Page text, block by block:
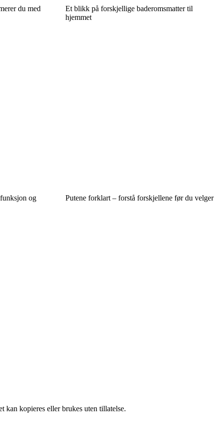
du med
Et blikk på forskjellige baderomsmatter til
hjemmet
og
Putene forklart – forstå forskjellene før du velger
kan kopieres eller brukes uten tillatelse.